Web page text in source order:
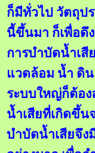
ก็มีทั่วไป วัตถุป
นี้ขึ้นมา ก็เพื่อดึ
การบำบัดน้ำเสี
แวดล้อม น้ำ ดิน
ระบบใหญ่ก็ต้อ
น้ำเสียที่เกิดขึ้น
บำบัดน้ำเสียจึ